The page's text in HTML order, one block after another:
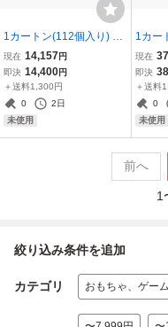
1カートン(112個入り) バ
ンダイ『マリオカート ワ
ールド キャラマグネッ
ツ』新品未開封
現在 14,157円
即決 14,400円
＋送料1,300円
0
2日
未使用
1カー
メン
リー
～
品未
現在
即決
＋送料
0
未使用
前へ
1
絞り込み条件を追加
カテゴリ おもちゃ、ゲーム